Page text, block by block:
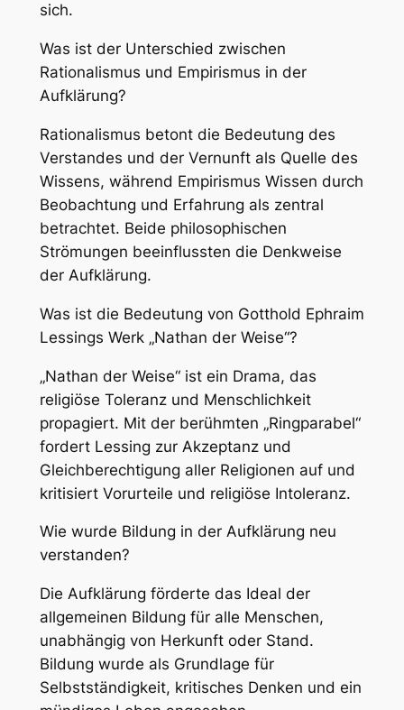
sich.
Was ist der Unterschied zwischen
Rationalismus und Empirismus in der
Aufklärung?
Rationalismus betont die Bedeutung des
Verstandes und der Vernunft als Quelle des
Wissens, während Empirismus Wissen durch
Beobachtung und Erfahrung als zentral
betrachtet. Beide philosophischen
Strömungen beeinflussten die Denkweise
der Aufklärung.
Was ist die Bedeutung von Gotthold Ephraim
Lessings Werk „Nathan der Weise“?
„Nathan der Weise“ ist ein Drama, das
religiöse Toleranz und Menschlichkeit
propagiert. Mit der berühmten „Ringparabel“
fordert Lessing zur Akzeptanz und
Gleichberechtigung aller Religionen auf und
kritisiert Vorurteile und religiöse Intoleranz.
Wie wurde Bildung in der Aufklärung neu
verstanden?
Die Aufklärung förderte das Ideal der
allgemeinen Bildung für alle Menschen,
unabhängig von Herkunft oder Stand.
Bildung wurde als Grundlage für
Selbstständigkeit, kritisches Denken und ein